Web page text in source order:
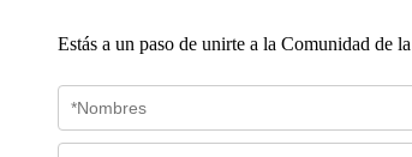
Estás a un paso de unirte a la Comunidad de